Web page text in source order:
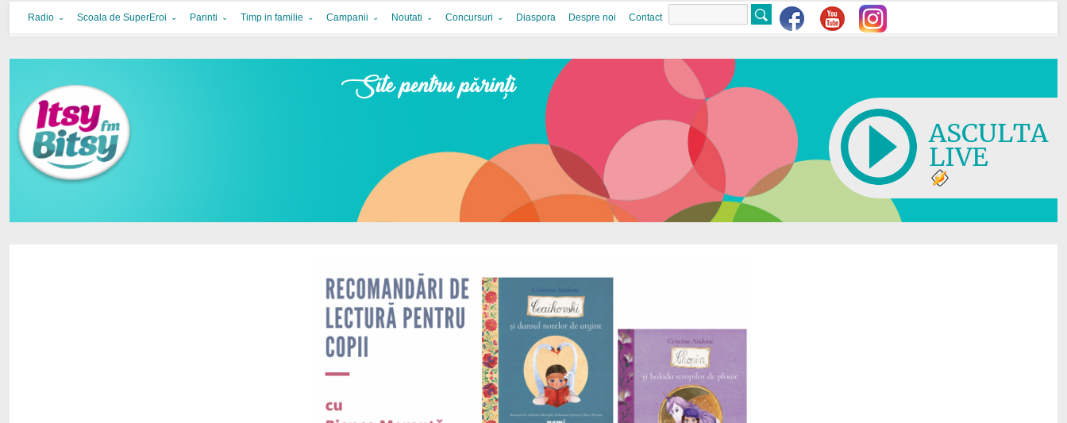
Itsy Bitsy
bucurie in familie
Radio Scoala de SuperEroi Parinti Timp in familie Campanii Noutati Concursuri Diaspora Despre noi Contact
ASCULTA
LIVE